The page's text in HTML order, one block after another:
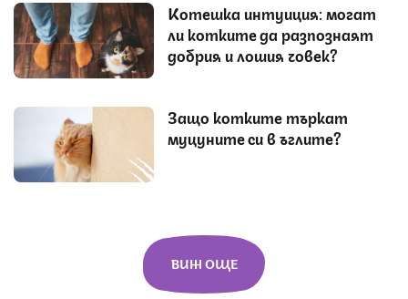
Котешка интуиция: могат
ли котките да разпознаят
добрия и лошия човек?
Защо котките търкат
муцуните си в ъглите?
ВИЖ ОЩЕ